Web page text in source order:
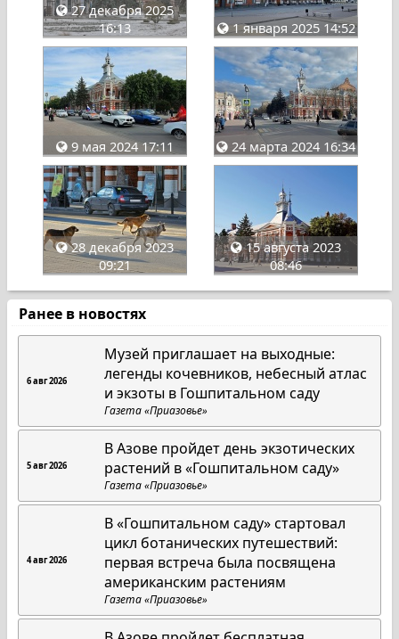
27 декабря 2025
16:13
1 января 2025 14:52
9 мая 2024 17:11 24 марта 2024 16:34
28 декабря 2023
09:21
15 августа 2023
08:46
Ранее в новостях
6 авг 2026
Музей приглашает на выходные:
легенды кочевников, небесный атлас
и экзоты в Гошпитальном саду
Газета «Приазовье»
5 авг 2026
В Азове пройдет день экзотических
растений в «Гошпитальном саду»
Газета «Приазовье»
4 авг 2026
В «Гошпитальном саду» стартовал
цикл ботанических путешествий:
первая встреча была посвящена
американским растениям
Газета «Приазовье»